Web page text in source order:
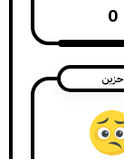
0
حزين